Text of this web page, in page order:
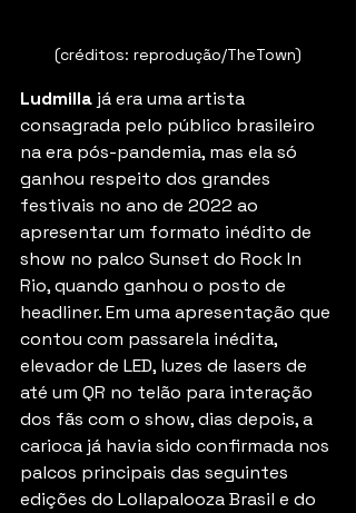
(créditos: reprodução/TheTown)
Ludmilla já era uma artista
consagrada pelo público brasileiro
na era pós-pandemia, mas ela só
ganhou respeito dos grandes
festivais no ano de 2022 ao
apresentar um formato inédito de
show no palco Sunset do Rock In
Rio, quando ganhou o posto de
headliner. Em uma apresentação que
contou com passarela inédita,
elevador de LED, luzes de lasers de
até um QR no telão para interação
dos fãs com o show, dias depois, a
carioca já havia sido confirmada nos
palcos principais das seguintes
edições do Lollapalooza Brasil e do